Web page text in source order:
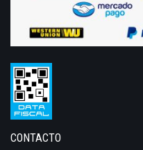
CONTACTO